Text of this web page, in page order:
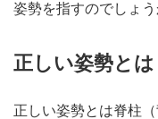
姿勢を指すのでしょう
正しい姿勢とは
正しい姿勢とは脊柱